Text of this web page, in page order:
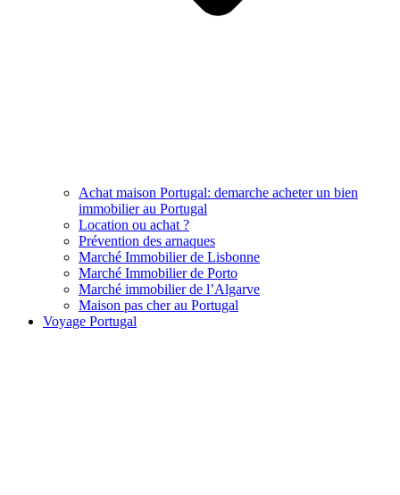
Achat maison Portugal: demarche acheter un bien
immobilier au Portugal
Location ou achat ?
Prévention des arnaques
Marché Immobilier de Lisbonne
Marché Immobilier de Porto
Marché immobilier de l’Algarve
Maison pas cher au Portugal
Voyage Portugal